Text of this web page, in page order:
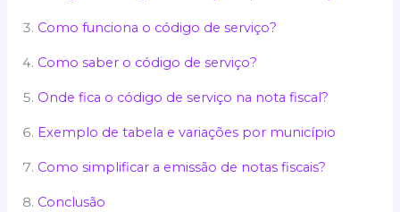
Como funciona o código de serviço?
Como saber o código de serviço?
Onde fica o código de serviço na nota fiscal?
Exemplo de tabela e variações por município
Como simplificar a emissão de notas fiscais?
Conclusão